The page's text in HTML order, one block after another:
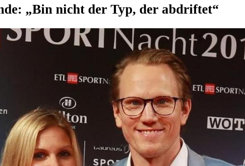
„Bin nicht der Typ, der abdriftet“